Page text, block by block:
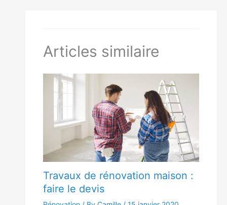
Articles similaire
Travaux de rénovation maison :
faire le devis